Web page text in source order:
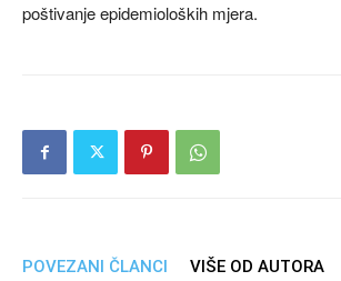
poštivanje epidemioloških mjera.
POVEZANI ČLANCI VIŠE OD AUTORA